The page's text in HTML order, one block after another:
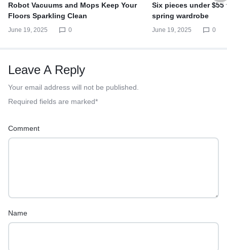
Robot Vacuums and Mops Keep Your
Floors Sparkling Clean
June 19, 2025 0
Six pieces under
spring wardrobe
June 19, 2025 0
Leave A Reply
Your email address will not be published.
Required fields are marked*
Comment
Name